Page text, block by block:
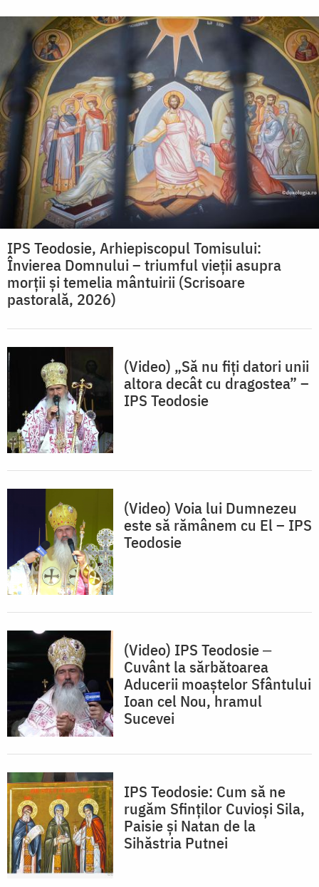
IPS Teodosie, Arhiepiscopul Tomisului:
Învierea Domnului – triumful vieții asupra
morții și temelia mântuirii (Scrisoare
pastorală, 2026)
(Video) „Să nu fiți datori unii
altora decât cu dragostea” –
IPS Teodosie
(Video) Voia lui Dumnezeu
este să rămânem cu El – IPS
Teodosie
(Video) IPS Teodosie ‒
Cuvânt la sărbătoarea
Aducerii moaștelor Sfântului
Ioan cel Nou, hramul
Sucevei
IPS Teodosie: Cum să ne
rugăm Sfinților Cuvioși Sila,
Paisie și Natan de la
Sihăstria Putnei